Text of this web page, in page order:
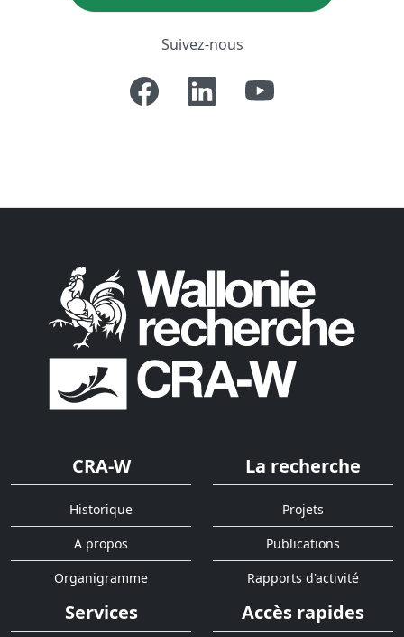
Suivez-nous
CRA-W
Historique
A propos
Organigramme
La recherche
Projets
Publications
Rapports d'activité
Services Accès rapides